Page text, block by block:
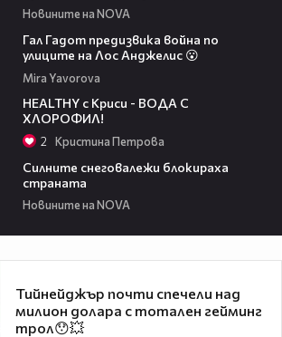
Новините на NOVA
Гал Гадот предизвика война по
улиците на Лос Анджелис 😮
Mira Yavorova
HEALTHY с Криси - ВОДА С
ХЛОРОФИЛ!
2 Кристина Петрова
Силните снеговалежи блокираха
страната
Новините на NOVA
Тийнейджър почти спечели над
милион долара с тотален гейминг
трол😯💥